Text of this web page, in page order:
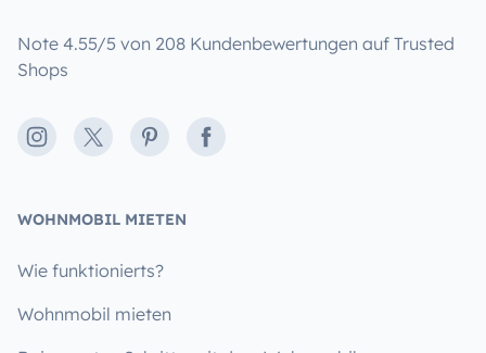
Note 4.55/5 von 208 Kundenbewertungen auf Trusted
Shops
Instagram
X PinterestFacebook
WOHNMOBIL MIETEN
Wie funktionierts?
Wohnmobil mieten